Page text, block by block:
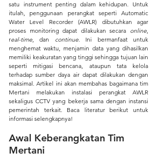
satu instrument penting dalam kehidupan. Untuk
itulah, penggunaan perangkat seperti Automatic
Water Level Recorder (AWLR) dibutuhkan agar
proses monitoring dapat dilakukan secara online,
real-time, dan continue. Ini bermanfaat untuk
menghemat waktu, menjamin data yang dihasilkan
memiliki keakuratan yang tinggi sehingga tujuan lain
seperti mitigasi bencana, ataupun tata kelola
terhadap sumber daya air dapat dilakukan dengan
maksimal. Artikel ini akan membahas bagaimana tim
Mertani melakukan instalasi perangkat AWLR
sekaligus CCTV yang bekerja sama dengan instansi
pemerintah terkait. Baca literatur berikut untuk
informasi selengkapnya!
Awal Keberangkatan Tim
Mertani